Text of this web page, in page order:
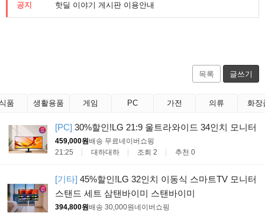
공지 핫딜 이야기 게시판 이용안내
목록 글쓰기
품 생활용품 게임 PC 가전 의류 화장
[PC] 30%할인!LG 21:9 울트라와이드 34인치 모니터
459,000원배송 무료네이버쇼핑
21:25
대하대하 조회 2 추천 0
[기타] 45%할인!LG 32인치 이동식 스마트TV 모니터
스탠드 세트 삼탠바이미 스탠바이미
394,800원배송 30,000원네이버쇼핑